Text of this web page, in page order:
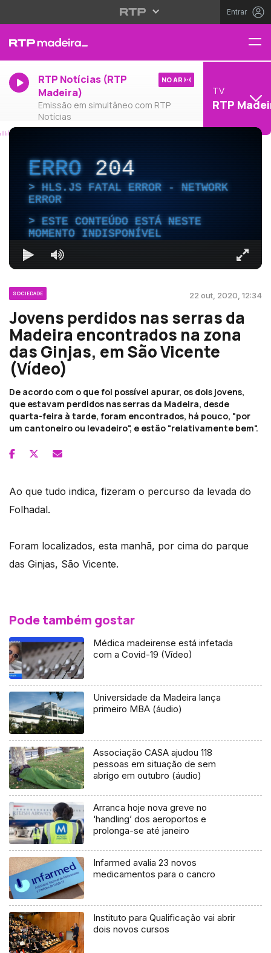
Entrar
RTP Notícias (RTP
Madeira)
Emissão em simultâneo com RTP
Notícias
NO AR
TV
RTP
ERRO204
HLS.JS FATAL ERROR - NETWORK
ERROR
ESTE CONTEÚDO ESTÁ NESTE
MOMENTO INDISPONÍVEL
SOCIEDADE 22 out, 2020, 12:34
Jovens perdidos nas serras da
Madeira encontrados na zona
das Ginjas, em São Vicente
(Vídeo)
De acordo com o que foi possível apurar, os dois jovens,
que estavam perdidos nas serras da Madeira, desde
quarta-feira à tarde, foram encontrados, há pouco, "por
um cantoneiro ou levadeiro", e estão "relativamente bem".
Ao que tudo indica, fizeram o percurso da levada do
Folhadal.
Foram localizados, esta manhã, por cima do parque
das Ginjas, São Vicente.
Pode também gostar
Médica madeirense está infetada
com a Covid-19 (Vídeo)
Universidade da Madeira lança
primeiro MBA (áudio)
Associação CASA ajudou 118
pessoas em situação de sem
abrigo em outubro (áudio)
Arranca hoje nova greve no
‘handling’ dos aeroportos e
prolonga-se até janeiro
Infarmed avalia 23 novos
medicamentos para o cancro
Instituto para Qualificação vai abrir
dois novos cursos